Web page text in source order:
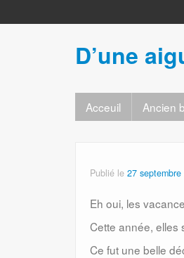
D’une
Acceuil Ancien
Publié le 27 septembre
Eh oui, les
Cette année, elles
Ce fut une belle